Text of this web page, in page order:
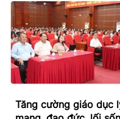
Tăng cường giáo dục